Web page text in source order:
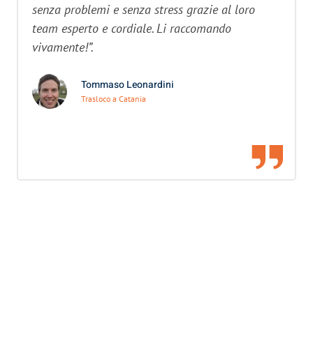
senza problemi e senza stress grazie al loro
team esperto e cordiale. Li raccomando
vivamente!”.
Tommaso Leonardini
Trasloco a Catania